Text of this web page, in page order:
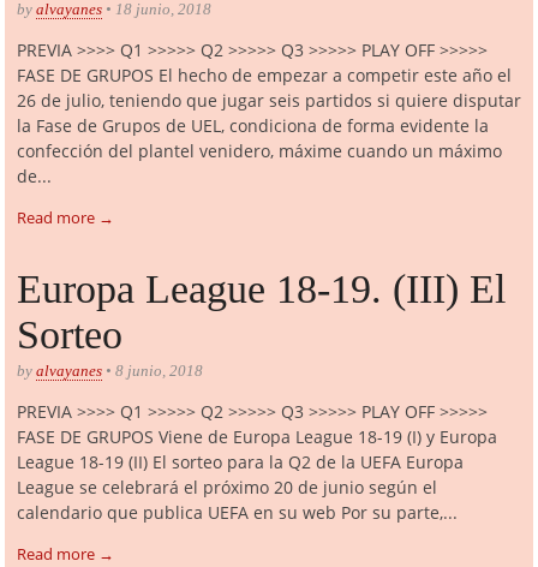
by alvayanes • 18 junio, 2018
PREVIA >>>> Q1 >>>>> Q2 >>>>> Q3 >>>>> PLAY OFF >>>>>
FASE DE GRUPOS El hecho de empezar a competir este año el
26 de julio, teniendo que jugar seis partidos si quiere disputar
la Fase de Grupos de UEL, condiciona de forma evidente la
confección del plantel venidero, máxime cuando un máximo
de...
Read more →
Europa League 18-19. (III) El
Sorteo
by alvayanes • 8 junio, 2018
PREVIA >>>> Q1 >>>>> Q2 >>>>> Q3 >>>>> PLAY OFF >>>>>
FASE DE GRUPOS Viene de Europa League 18-19 (I) y Europa
League 18-19 (II) El sorteo para la Q2 de la UEFA Europa
League se celebrará el próximo 20 de junio según el
calendario que publica UEFA en su web Por su parte,...
Read more →